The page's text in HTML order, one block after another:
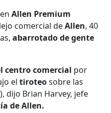
enAllen Premium
comercial deAllen, 40
abarrotado de gente
centro comercial por
eltiroteosobre las
dijo Brian Harvey, jefe
de Allen.